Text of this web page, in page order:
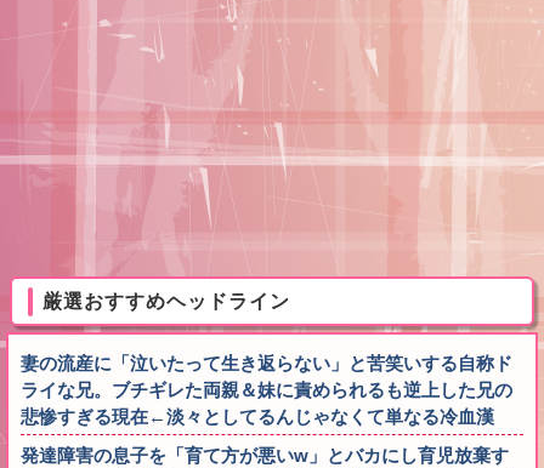
厳選おすすめヘッドライン
妻の流産に「泣いたって生き返らない」と苦笑いする自称ド
ライな兄。ブチギレた両親＆妹に責められるも逆上した兄の
悲惨すぎる現在←淡々としてるんじゃなくて単なる冷血漢
発達障害の息子を「育て方が悪いw」とバカにし育児放棄す